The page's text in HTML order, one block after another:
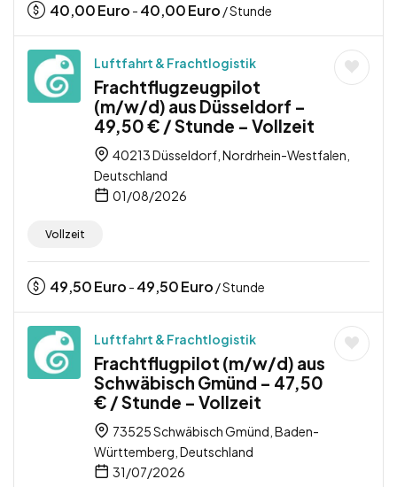
40,00Euro - 40,00Euro / Stunde
Luftfahrt & Frachtlogistik
Frachtflugzeugpilot
(m/w/d) aus Düsseldorf –
49,50 € / Stunde – Vollzeit
40213 Düsseldorf, Nordrhein-Westfalen,
Deutschland
01/08/2026
Vollzeit
49,50Euro - 49,50Euro / Stunde
Luftfahrt & Frachtlogistik
Frachtflugpilot (m/w/d) aus
Schwäbisch Gmünd – 47,50
€ / Stunde – Vollzeit
73525 Schwäbisch Gmünd, Baden-
Württemberg, Deutschland
31/07/2026